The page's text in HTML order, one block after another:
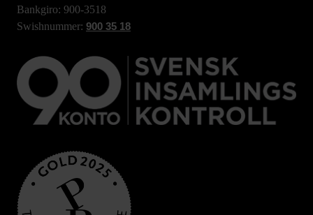
Bankgiro: 900-3518
Swishnummer: 900 35 18